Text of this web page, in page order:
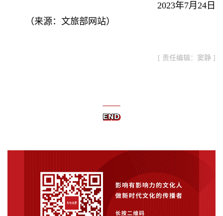
2023年7月24日
（来源：文旅部网站）
[ 责任编辑：窦静 ]